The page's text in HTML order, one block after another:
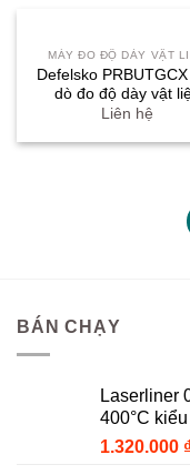
MÁY ĐO ĐỘ DÀY VẬT
Defelsko
dò đo độ dày vật
Liên hệ
BÁN CHẠY
Laserliner
400°C
1.320.000